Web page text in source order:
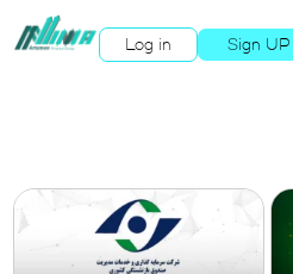
Log in Sign UP